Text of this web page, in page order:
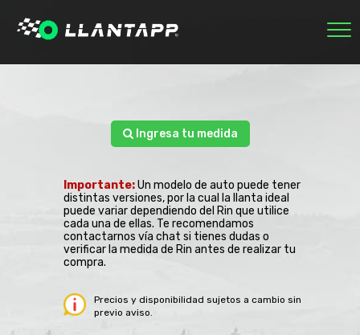
ECOLÓGICAS
RASTREAR PEDIDO
SESIÓN
Ingresa tu medida
Importante:Un modelo de auto puede tener
distintas versiones, por la cual la llanta ideal
puede variar dependiendo del Rin que utilice
cada una de ellas. Te recomendamos
contactarnos vía chat si tienes dudas o
verificar la medida de Rin antes de realizar tu
compra.
Precios y disponibilidad sujetos a cambio sin
previo aviso.